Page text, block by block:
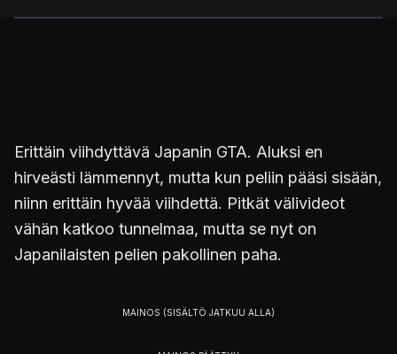
Erittäin viihdyttävä Japanin GTA. Aluksi en
hirveästi lämmennyt, mutta kun peliin pääsi sisään,
niinn erittäin hyvää viihdettä. Pitkät välivideot
vähän katkoo tunnelmaa, mutta se nyt on
Japanilaisten pelien pakollinen paha.